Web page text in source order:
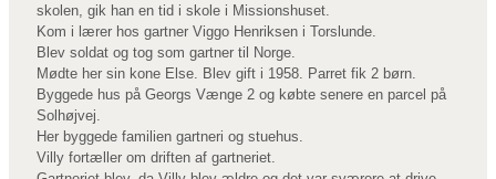
skolen, gik han en tid i skole i Missionshuset.
Kom i lærer hos gartner Viggo Henriksen i Torslunde.
Blev soldat og tog som gartner til Norge.
Mødte her sin kone Else. Blev gift i 1958. Parret fik 2 børn.
Byggede hus på Georgs Vænge 2 og købte senere en parcel på
Solhøjvej.
Her byggede familien gartneri og stuehus.
Villy fortæller om driften af gartneriet.